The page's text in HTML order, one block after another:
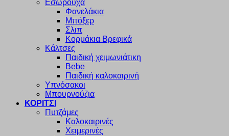
Εσώρουχα
Φανελάκια
Μπόξερ
Σλιπ
Κορμάκια Βρεφικά
Κάλτσες
Παιδική χειμωνιάτικη
Bebe
Παιδική καλοκαιρινή
Υπνόσακοι
Μπουρνούζια
ΚΟΡΙΤΣΙ
Πυτζάμες
Καλοκαιρινές
Χειμερινές